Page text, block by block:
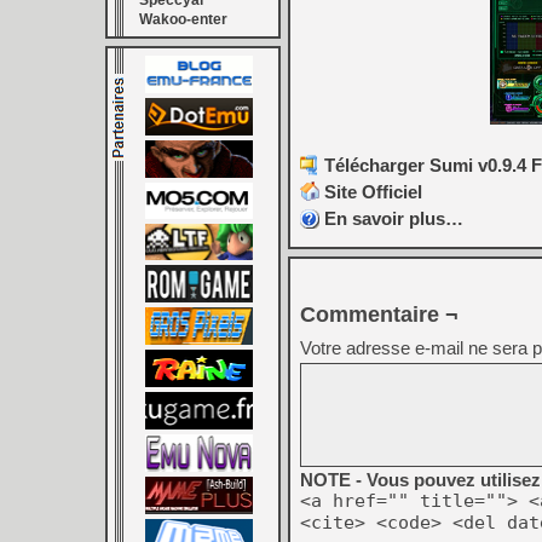
Wakoo-enter
Télécharger Sumi v0.9.4
Site Officiel
En savoir plus…
Commentaire ¬
Votre adresse e-mail ne sera
NOTE - Vous pouvez
<a href="" title="">
<cite> <code> <del